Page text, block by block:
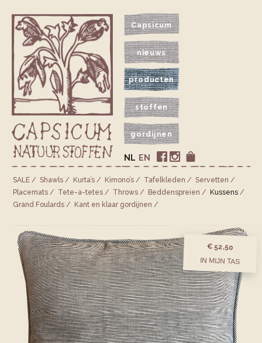
Capsicum
nieuws
producten
stoffen
gordijnen
EN
NL
SALE Shawls Kurta’s Kimono’s Tafelkleden
Servetten
Placemats
Tete-a-tetes Throws Bedden­spreien
Kussens
Grand Foulards
Kant en klaar gordijnen
€ 52,50
IN MIJN TAS